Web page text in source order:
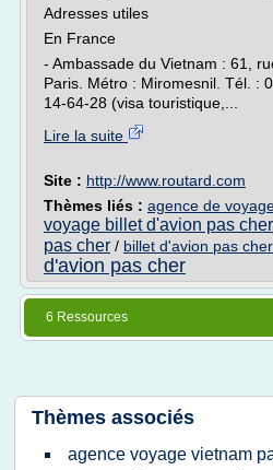
Adresses utiles
En France
- Ambassade du Vietnam : 61,
Paris. Métro : Miromesnil. Tél. :
14-64-28 (visa touristique,...
Lire la suite
Site : http://www.routard.com
Thèmes liés : agence de
voyage billet d'avion pas cher
pas cher / billet d'avion pas
d'avion pas cher
6 Ressources
Thèmes associés
agence voyage vietnam